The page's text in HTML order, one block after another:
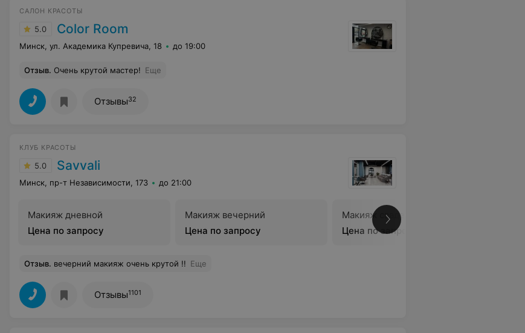
САЛОН КРАСОТЫ
5.0 Color Room
Минск, ул. Академика Купревича, 18 до 19:00
Отзыв. Очень крутой мастер! Еще
Отзывы32
КЛУБ КРАСОТЫ
5.0 Savvali
Минск, пр-т Независимости, 173 до 21:00
Макияж дневной
Цена по запросу
Макияж вечерний
Цена по запросу
Макияж свадебный
Цена по запросу
Отзыв. вечерний макияж очень крутой !! Еще
Отзывы1101